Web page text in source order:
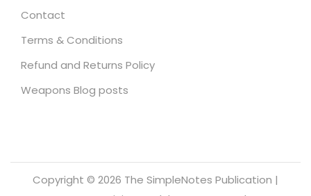
Contact
Terms & Conditions
Refund and Returns Policy
Weapons Blog posts
Copyright © 2026 The SimpleNotes Publication |